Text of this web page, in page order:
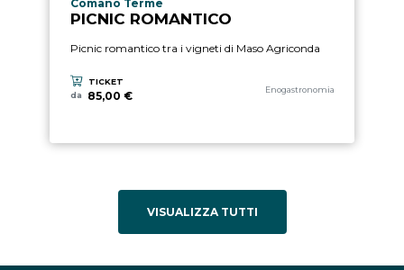
Comano Terme
PICNIC ROMANTICO
Picnic romantico tra i vigneti di Maso Agriconda
TICKET
da
85,00 €
Categoria esperienza
Enogastronomia
VISUALIZZA TUTTI